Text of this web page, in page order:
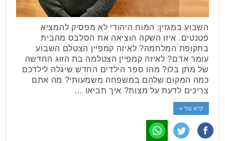
השבוע במגזין: המוח היהודי לא מפסיק להמציא
פטנטים. איזו השקה הוציאה את הסלבס מהבית
בתקופת המלחמה? לאיזה קמפיין הצטלם השבוע
עומר אדם? לאיזה קמפיין הצטלמה בת הזוג החדשה
של מתן בלו? מהו ספר הילדים החדש שיגלה לילדכם
כמה המקום שלהם במשפחה משמעותי? מה אתם
צריכים לדעת על מצות? איך תביאו …
קרא עוד »